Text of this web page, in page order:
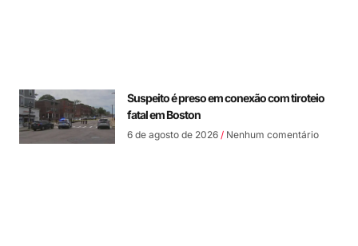
Suspeito é preso em conexão com tiroteio
fatal em Boston
6 de agosto de 2026 Nenhum comentário